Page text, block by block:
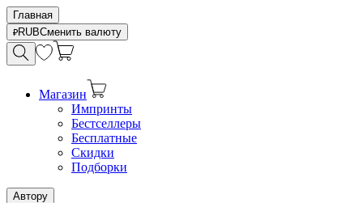
Главная
RUBСменить валюту
Магазин
Импринты
Бестселлеры
Бесплатные
Скидки
Подборки
Автору